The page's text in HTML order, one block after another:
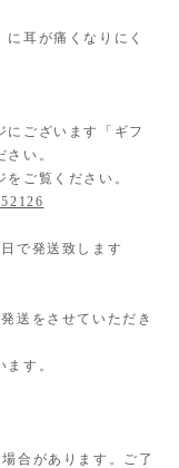
耳が痛くなりにく
にございます「ギフ
い。
ご覧ください。
で発送致します
送をさせていただき
す。
合があります。ご了